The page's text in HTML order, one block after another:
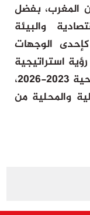
المغرب، بفضل
والبيئة
كإحدى الوجهات
استراتيجية
واضحة تجسدها خارطة الطريق السياحية 2023-2026،
والمحلية من